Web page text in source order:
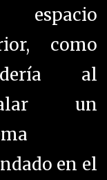
espacio
como
al
un
en el